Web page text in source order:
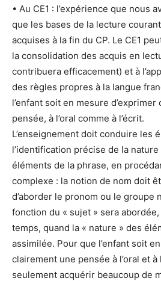
• Au CE1 : l’expérience que nous
que les bases de la lecture
acquises à la fin du CP. Le CE1
la consolidation des acquis en
contribuera efficacement) et à
des règles propres à la langue
l’enfant soit en mesure
pensée, à l’oral comme à l’écrit.
L’enseignement doit conduire les
l’identification précise de la
éléments de la phrase, en
complexe : la notion de nom doit
d’aborder le pronom ou le groupe
fonction du « sujet » sera
temps, quand la « nature » des
assimilée. Pour que l’enfant soit
clairement une pensée à l’oral et à
seulement acquérir beaucoup de